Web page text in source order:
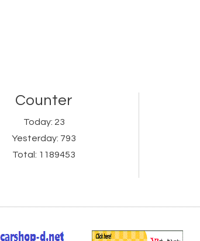
Counter
Today: 23
Yesterday: 793
Total: 1189453